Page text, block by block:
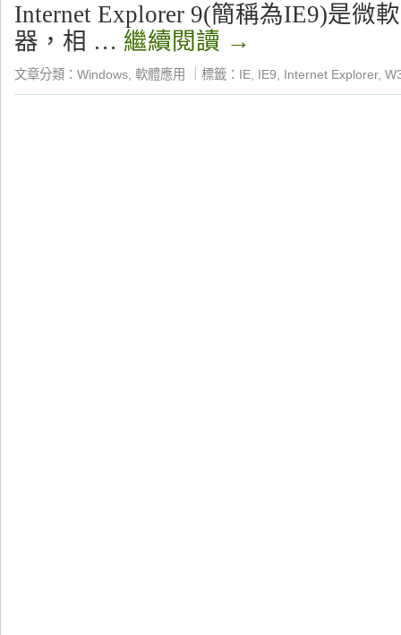
Internet Explorer 9(簡稱為IE9)是微
器，相 … 繼續閱讀 →
文章分類： Windows 軟體應用 標籤： IE IE9 Internet Explorer,